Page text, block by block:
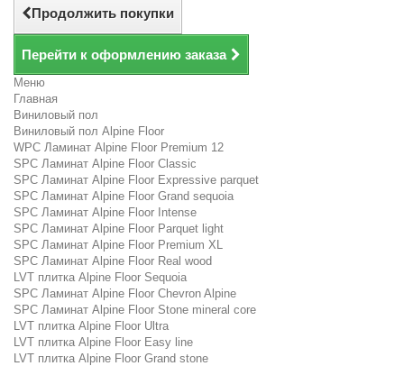
Продолжить покупки
Перейти к оформлению заказа
Меню
Главная
Виниловый пол
Виниловый пол Alpine Floor
WPC Ламинат Alpine Floor Premium 12
SPC Ламинат Alpine Floor Classic
SPC Ламинат Alpine Floor Expressive parquet
SPC Ламинат Alpine Floor Grand sequoia
SPC Ламинат Alpine Floor Intense
SPC Ламинат Alpine Floor Parquet light
SPC Ламинат Alpine Floor Premium XL
SPC Ламинат Alpine Floor Real wood
LVT плитка Alpine Floor Sequoia
SPC Ламинат Alpine Floor Chevron Alpine
SPC Ламинат Alpine Floor Stone mineral core
LVT плитка Alpine Floor Ultra
LVT плитка Alpine Floor Easy line
LVT плитка Alpine Floor Grand stone